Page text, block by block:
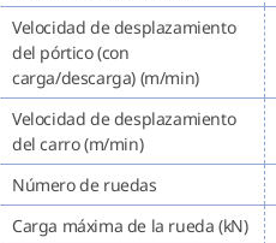
Velocidad de desplazamiento
del pórtico (con
carga/descarga) (m/min)
Velocidad de desplazamiento
del carro (m/min)
Número de ruedas
Carga máxima de la rueda (kN)